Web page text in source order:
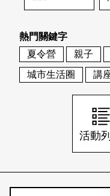
地圖搜尋
關於我們
刊物索取地點
會員基本資料
刊登活動
網站導覽
日本語
熱門關鍵字
夏令營
親子
城市生活圈
講
活動